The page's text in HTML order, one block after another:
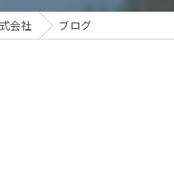
会社 ブログ